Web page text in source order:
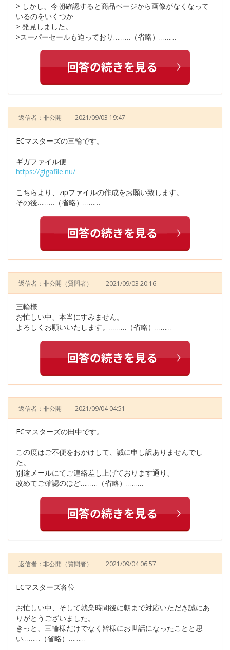
> しかし、今朝確認すると商品ページから画像がなくなって
いるのをいくつか
> 発見しました。
>スーパーセールも迫っており………（省略）………
返信者：非公開 2021/09/03 19:47
ECマスターズの三輪です。
ギガファイル便
https://gigafile.nu/
こちらより、zipファイルの作成をお願い致します。
その後………（省略）………
返信者：非公開 （質問者） 2021/09/03 20:16
三輪様
お忙しい中、本当にすみません。
よろしくお願いいたします。………（省略）………
返信者：非公開 2021/09/04 04:51
ECマスターズの田中です。
この度はご不便をおかけして、誠に申し訳ありませんでし
た。
別途メールにてご連絡差し上げております通り、
改めてご確認のほど………（省略）………
返信者：非公開 （質問者） 2021/09/04 06:57
ECマスターズ各位
お忙しい中、そして就業時間後に朝まで対応いただき誠にあ
りがとうございました。
きっと、三輪様だけでなく皆様にお世話になったことと思
い………（省略）………